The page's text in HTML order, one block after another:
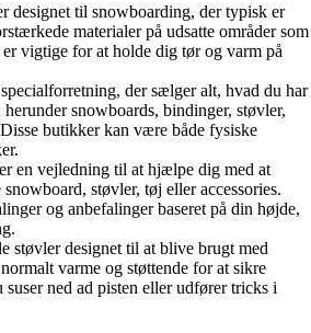
designet til snowboarding, der typisk er
materialer på udsatte områder som
vigtige for at holde dig tør og varm på
der sælger alt, hvad du har
snowboards, bindinger, støvler,
butikker kan være både fysiske
en vejledning til at hjælpe dig med at
støvler, tøj eller accessories.
og anbefalinger baseret på din højde,
støvler designet til at blive brugt med
varme og støttende for at sikre
ned ad pisten eller udfører tricks i